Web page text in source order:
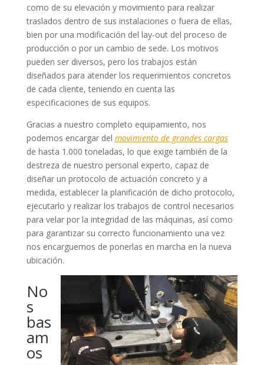
como de su elevación y movimiento para realizar
traslados dentro de sus instalaciones o fuera de ellas,
bien por una modificación del lay-out del proceso de
producción o por un cambio de sede. Los motivos
pueden ser diversos, pero los trabajos están
diseñados para atender los requerimientos concretos
de cada cliente, teniendo en cuenta las
especificaciones de sus equipos.
Gracias a nuestro completo equipamiento, nos
podemos encargar del movimiento de grandes cargas
de hasta 1.000 toneladas, lo que exige también de la
destreza de nuestro personal experto, capaz de
diseñar un protocolo de actuación concreto y a
medida, establecer la planificación de dicho protocolo,
ejecutarlo y realizar los trabajos de control necesarios
para velar por la integridad de las máquinas, así como
para garantizar su correcto funcionamiento una vez
nos encarguemos de ponerlas en marcha en la nueva
ubicación.
No
s
bas
am
os